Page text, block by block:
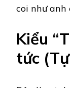
coi như
Kiểu
tức